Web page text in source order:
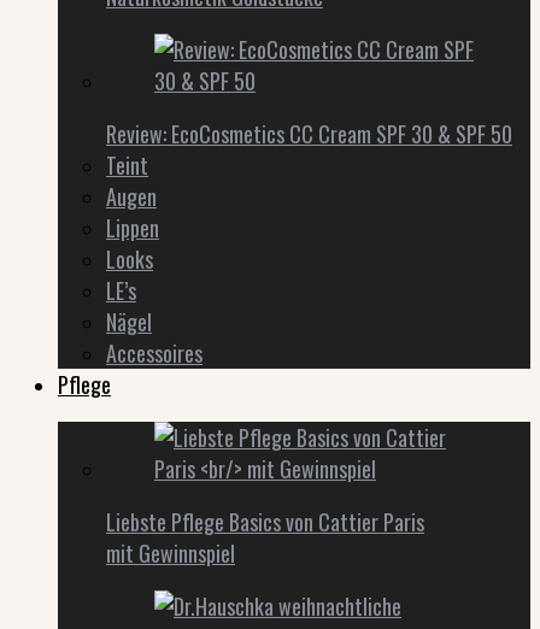
Review: EcoCosmetics CC Cream SPF 30 & SPF 50
Teint
Augen
Lippen
Looks
LE’s
Nägel
Accessoires
Pflege
Liebste Pflege Basics von Cattier Paris
mit Gewinnspiel